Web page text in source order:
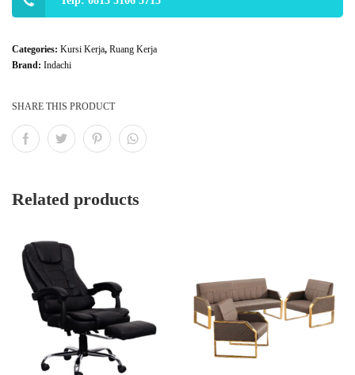
Categories: Kursi Kerja, Ruang Kerja
Brand: Indachi
SHARE THIS PRODUCT
Related products